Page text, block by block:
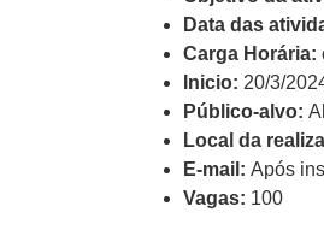
Data das
Carga Horária:
Inicio: 20/3/
Público-alvo:
Local da
E-mail: Após
Vagas: 100